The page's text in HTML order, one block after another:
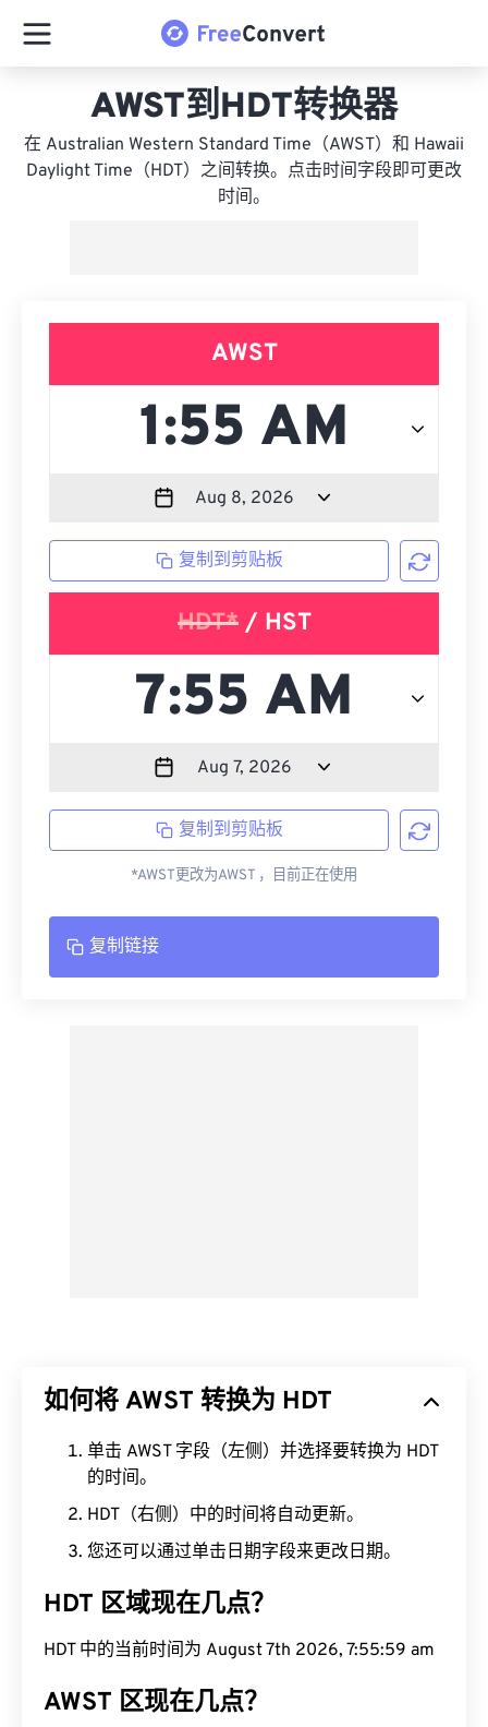
AWST到HDT转换器
在 Australian Western Standard Time（AWST）和 Hawaii
Daylight Time（HDT）之间转换。点击时间字段即可更改
时间。
AWST
复制到剪贴板
HDT*/ HST
复制到剪贴板
*AWST更改为AWST ，目前正在使用
复制链接
如何将 AWST 转换为 HDT
单击 AWST 字段（左侧）并选择要转换为 HDT
的时间。
HDT（右侧）中的时间将自动更新。
您还可以通过单击日期字段来更改日期。
HDT 区域现在几点？
HDT 中的当前时间为 August 7th 2026, 7:56:00 am
AWST 区现在几点？